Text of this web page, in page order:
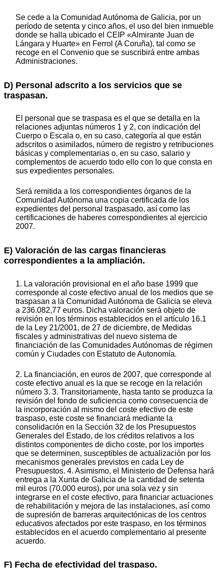
Se cede a la Comunidad Autónoma de Galicia, por un
período de setenta y cinco años, el uso del bien inmueble
donde se halla ubicado el CEIP «Almirante Juan de
Lángara y Huarte» en Ferrol (A Coruña), tal como se
recoge en el Convenio que se suscribirá entre ambas
Administraciones.
D) Personal adscrito a los servicios que se
traspasan.
El personal que se traspasa es el que se detalla en la
relaciones adjuntas números 1 y 2, con indicación del
Cuerpo o Escala o, en su caso, categoría al que están
adscritos o asimilados, número de registro y retribuciones
básicas y complementarias o, en su caso, salario y
complementos de acuerdo todo ello con lo que consta en
sus expedientes personales.
Será remitida a los correspondientes órganos de la
Comunidad Autónoma una copia certificada de los
expedientes del personal traspasado, así como las
certificaciones de haberes correspondientes al ejercicio
2007.
E) Valoración de las cargas financieras
correspondientes a la ampliación.
1. La valoración provisional en el año base 1999 que
corresponde al coste efectivo anual de los medios que se
traspasan a la Comunidad Autónoma de Galicia se eleva
a 236.082,77 euros. Dicha valoración será objeto de
revisión en los términos establecidos en el artículo 16.1
de la Ley 21/2001, de 27 de diciembre, de Medidas
fiscales y administrativas del nuevo sistema de
financiación de las Comunidades Autónomas de régimen
común y Ciudades con Estatuto de Autonomía.
2. La financiación, en euros de 2007, que corresponde al
coste efectivo anual es la que se recoge en la relación
número 3. 3. Transitoriamente, hasta tanto se produzca la
revisión del fondo de suficiencia como consecuencia de
la incorporación al mismo del coste efectivo de este
traspaso, este coste se financiará mediante la
consolidación en la Sección 32 de los Presupuestos
Generales del Estado, de los créditos relativos a los
distintos componentes de dicho coste, por los importes
que se determinen, susceptibles de actualización por los
mecanismos generales previstos en cada Ley de
Presupuestos. 4. Asimismo, el Ministerio de Defensa hará
entrega a la Xunta de Galicia de la cantidad de setenta
mil euros (70.000 euros), por una sola vez y sin
integrarse en el coste efectivo, para financiar actuaciones
de rehabilitación y mejora de las instalaciones, así como
de supresión de barreras arquitectónicas de los centros
educativos afectados por este traspaso, en los términos
establecidos en el acuerdo complementario al presente
acuerdo.
F) Fecha de efectividad del traspaso.